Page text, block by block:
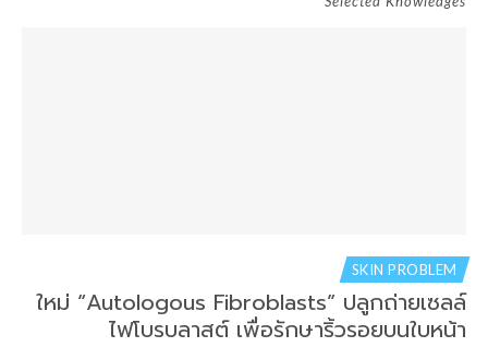
SKIN PROBLEM
ใหม่ “Autologous Fibroblasts” ปลูกถ่ายเซลล์
ไฟโบรบลาสต์ เพื่อรักษาริ้วรอยบนใบหน้า